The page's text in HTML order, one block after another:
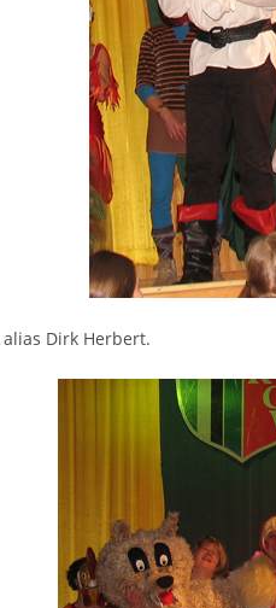
Dirk Herbert.